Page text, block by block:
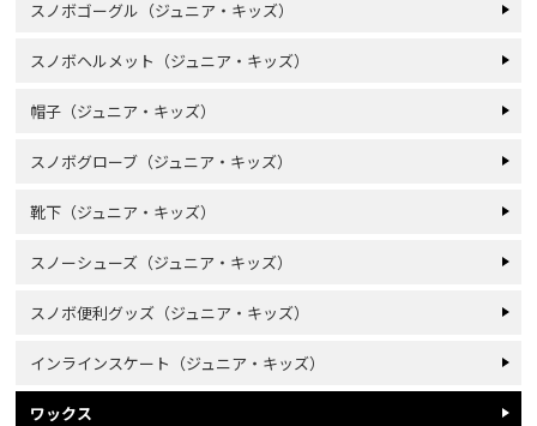
スノボゴーグル（ジュニア・キッズ）
スノボヘルメット（ジュニア・キッズ）
帽子（ジュニア・キッズ）
スノボグローブ（ジュニア・キッズ）
靴下（ジュニア・キッズ）
スノーシューズ（ジュニア・キッズ）
スノボ便利グッズ（ジュニア・キッズ）
インラインスケート（ジュニア・キッズ）
ワックス